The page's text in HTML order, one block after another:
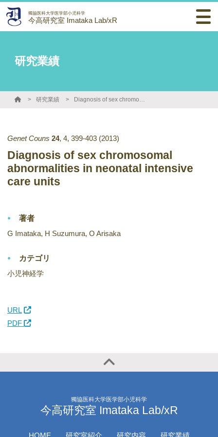
獨協医科大学医学部小児科学
今高研究室 Imataka Lab/xR
研究業績
研究業績 Diagnosis of sex chromosomal abnormalities in neonatal intensive care units
Genet Couns 24, 4, 399-403 (2013)
Diagnosis of sex chromosomal
abnormalities in neonatal intensive
care units
著者
G Imataka, H Suzumura, O Arisaka
カテゴリ
小児神経学
URL
PDF
獨協医科大学医学部小児科学
今高研究室 Imataka Lab/xR
HOME 研究室紹介 研究内容 研究業績